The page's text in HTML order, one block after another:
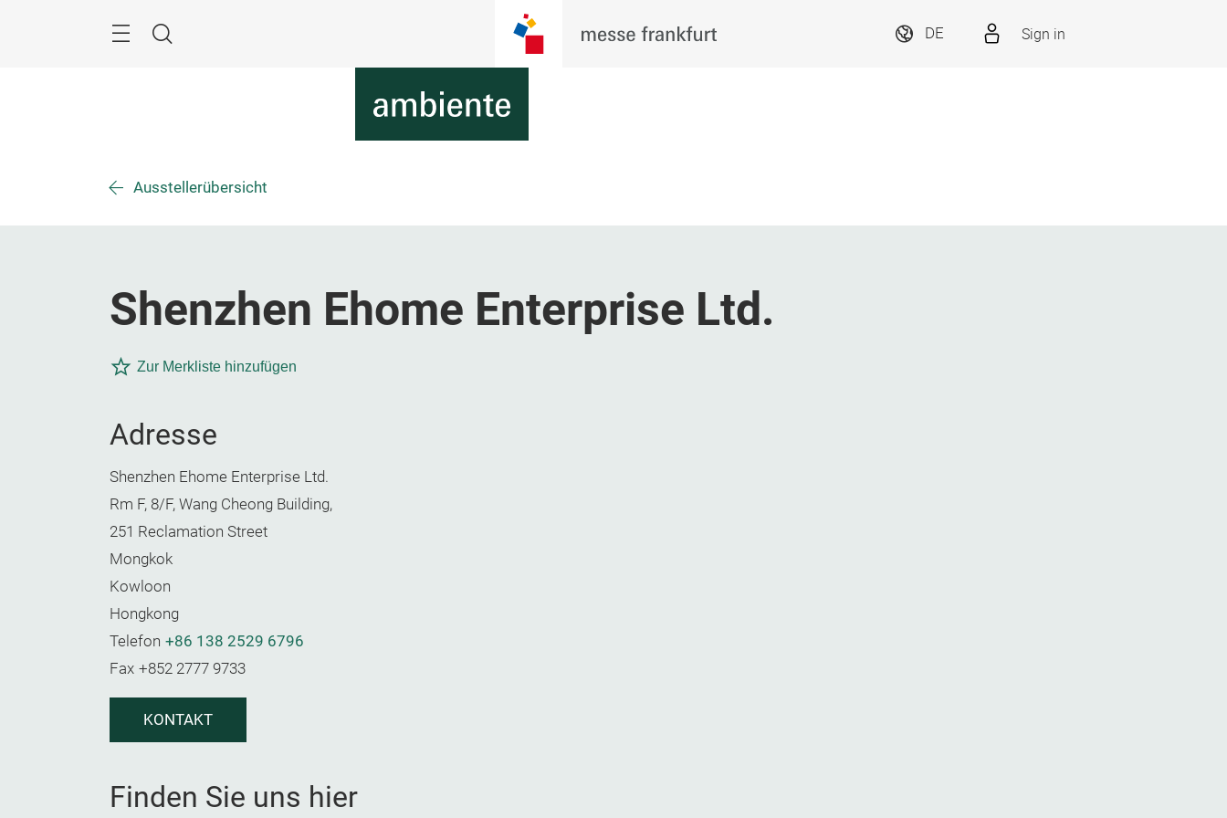
Suche
DE Sign in
Ausstellerübersicht
Shenzhen Ehome Enterprise Ltd.
Zur Merkliste hinzufügen
Adresse
Shenzhen Ehome Enterprise Ltd.
Rm F, 8/F, Wang Cheong Building,
251 Reclamation Street
Mongkok
Kowloon
Hongkong
Telefon +86 138 2529 6796
Fax +852 2777 9733
KONTAKT
Finden Sie uns hier